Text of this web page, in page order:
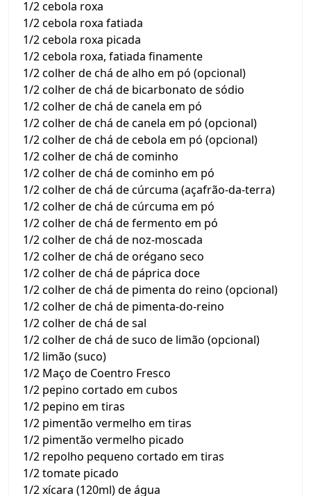
1/2 cebola roxa
1/2 cebola roxa fatiada
1/2 cebola roxa picada
1/2 cebola roxa, fatiada finamente
1/2 colher de chá de alho em pó (opcional)
1/2 colher de chá de bicarbonato de sódio
1/2 colher de chá de canela em pó
1/2 colher de chá de canela em pó (opcional)
1/2 colher de chá de cebola em pó (opcional)
1/2 colher de chá de cominho
1/2 colher de chá de cominho em pó
1/2 colher de chá de cúrcuma (açafrão-da-terra)
1/2 colher de chá de cúrcuma em pó
1/2 colher de chá de fermento em pó
1/2 colher de chá de noz-moscada
1/2 colher de chá de orégano seco
1/2 colher de chá de páprica doce
1/2 colher de chá de pimenta do reino (opcional)
1/2 colher de chá de pimenta-do-reino
1/2 colher de chá de sal
1/2 colher de chá de suco de limão (opcional)
1/2 limão (suco)
1/2 Maço de Coentro Fresco
1/2 pepino cortado em cubos
1/2 pepino em tiras
1/2 pimentão vermelho em tiras
1/2 pimentão vermelho picado
1/2 repolho pequeno cortado em tiras
1/2 tomate picado
1/2 xícara (120ml) de água